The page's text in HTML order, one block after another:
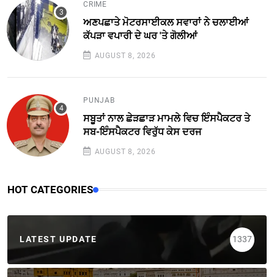
CRIME
ਅਣਪਛਾਤੇ ਮੋਟਰਸਾਈਕਲ ਸਵਾਰਾਂ ਨੇ ਚਲਾਈਆਂ
ਕੱਪੜਾ ਵਪਾਰੀ ਦੇ ਘਰ 'ਤੇ ਗੋਲੀਆਂ
AUGUST 8, 2026
PUNJAB
ਸਬੂਤਾਂ ਨਾਲ ਛੇੜਛਾੜ ਮਾਮਲੇ ਵਿਚ ਇੰਸਪੈਕਟਰ ਤੇ
ਸਬ-ਇੰਸਪੈਕਟਰ ਵਿਰੁੱਧ ਕੇਸ ਦਰਜ
AUGUST 8, 2026
HOT CATEGORIES
LATEST UPDATE 1337